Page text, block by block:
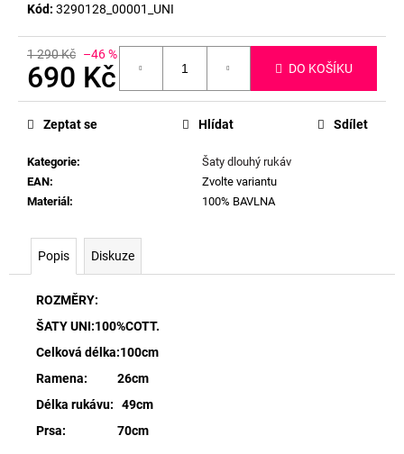
Kód: 3290128_00001_UNI
1 290 Kč –46 %
690 Kč
Měrná
DO KOŠÍKU
Kategorie:
Šaty dlouhý rukáv
EAN:
Zvolte variantu
Materiál: 100% BAVLNA
Zeptat se Hlídat Sdílet
Popis Diskuze
ROZMĚRY:
ŠATY UNI:100%COTT.
Celková délka:100cm
Ramena: 26cm
Délka rukávu: 49cm
Prsa: 70cm